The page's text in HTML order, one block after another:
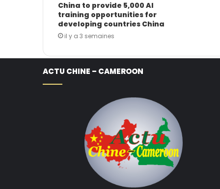
China to provide 5,000 AI
training opportunities for
developing countries China
il y a 3 semaines
ACTU CHINE – CAMEROON